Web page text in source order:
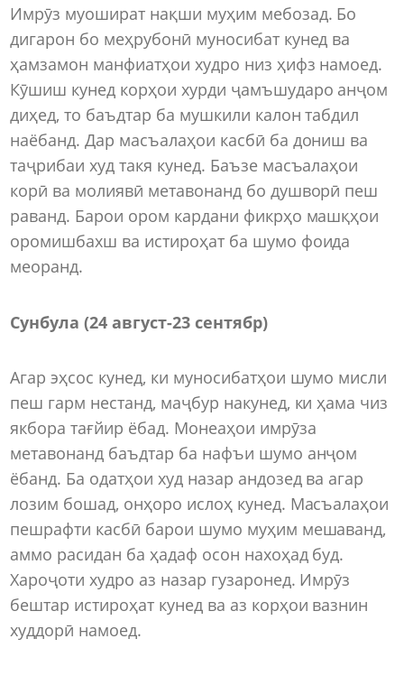
Имрӯз муошират нақши муҳим мебозад. Бо
дигарон бо меҳрубонӣ муносибат кунед ва
ҳамзамон манфиатҳои худро низ ҳифз намоед.
Кӯшиш кунед корҳои хурди ҷамъшударо анҷом
диҳед, то баъдтар ба мушкили калон табдил
наёбанд. Дар масъалаҳои касбӣ ба дониш ва
таҷрибаи худ такя кунед. Баъзе масъалаҳои
корӣ ва молиявӣ метавонанд бо душворӣ пеш
раванд. Барои ором кардани фикрҳо машқҳои
оромишбахш ва истироҳат ба шумо фоида
меоранд.
Сунбула (24 август-23 сентябр)
Агар эҳсос кунед, ки муносибатҳои шумо мисли
пеш гарм нестанд, маҷбур накунед, ки ҳама чиз
якбора тағйир ёбад. Монеаҳои имрӯза
метавонанд баъдтар ба нафъи шумо анҷом
ёбанд. Ба одатҳои худ назар андозед ва агар
лозим бошад, онҳоро ислоҳ кунед. Масъалаҳои
пешрафти касбӣ барои шумо муҳим мешаванд,
аммо расидан ба ҳадаф осон нахоҳад буд.
Хароҷоти худро аз назар гузаронед. Имрӯз
бештар истироҳат кунед ва аз корҳои вазнин
худдорӣ намоед.